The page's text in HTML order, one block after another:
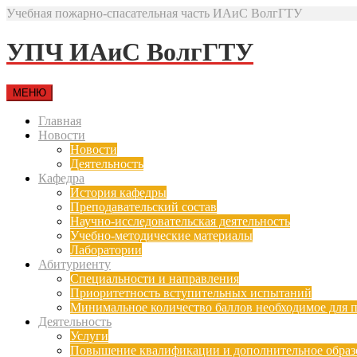
Учебная пожарно-спасательная часть ИАиС ВолгГТУ
УПЧ ИАиС ВолгГТУ
МЕНЮ
Главная
Новости
Новости
Деятельность
Кафедра
История кафедры
Преподавательский состав
Научно-исследовательская деятельность
Учебно-методические материалы
Лаборатории
Абитуриенту
Специальности и направления
Приоритетность вступительных испытаний
Минимальное количество баллов необходимое для
Деятельность
Услуги
Повышение квалификации и дополнительное